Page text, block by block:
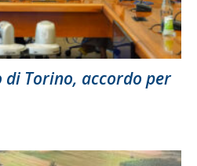
Torino, accordo per